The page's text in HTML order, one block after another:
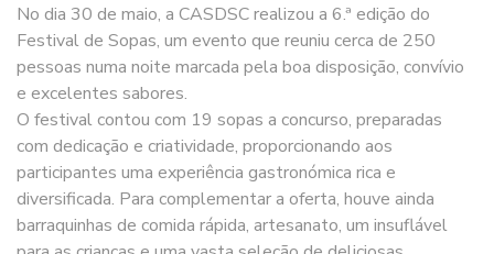
No dia 30 de maio, a CASDSC realizou a 6.ª edição do
Festival de Sopas, um evento que reuniu cerca de 250
pessoas numa noite marcada pela boa disposição, convívio
e excelentes sabores.
O festival contou com 19 sopas a concurso, preparadas
com dedicação e criatividade, proporcionando aos
participantes uma experiência gastronómica rica e
diversificada. Para complementar a oferta, houve ainda
barraquinhas de comida rápida, artesanato, um insuflável